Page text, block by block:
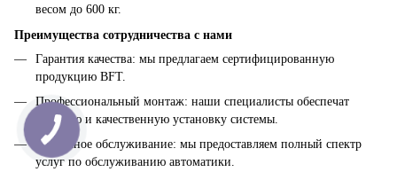
весом до 600 кг.
Преимущества сотрудничества с нами
Гарантия качества: мы предлагаем сертифицированную
продукцию BFT.
Профессиональный монтаж: наши специалисты обеспечат
быструю и качественную установку системы.
Сервисное обслуживание: мы предоставляем полный спектр
услуг по обслуживанию автоматики.